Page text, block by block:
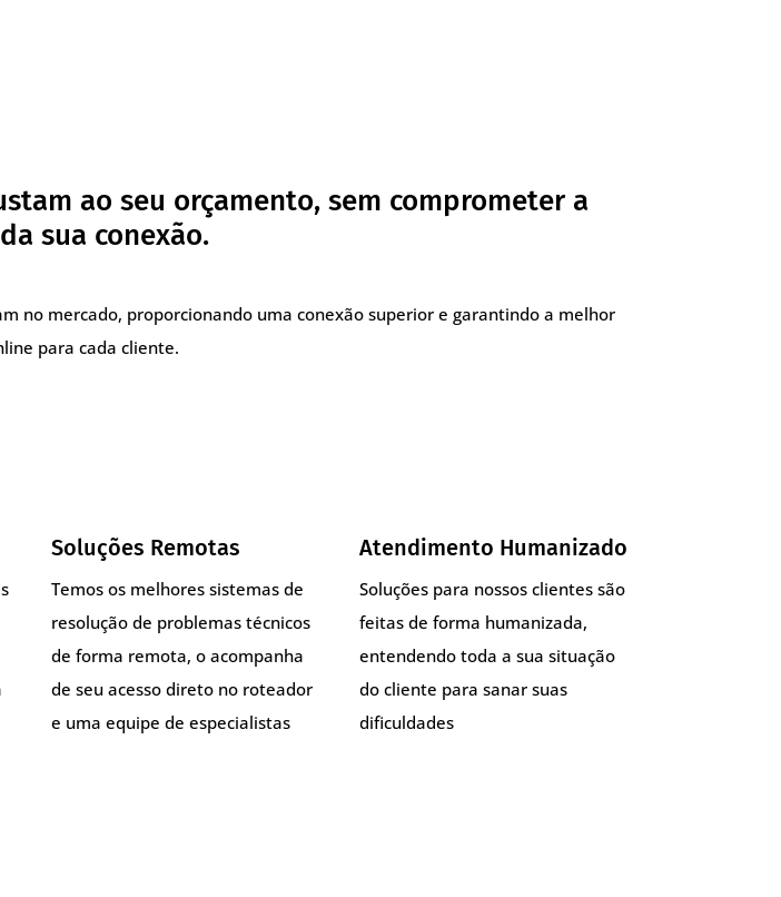
ao seu orçamento, sem comprometer a
sua conexão.
no mercado, proporcionando uma conexão superior e garantindo a melhor
para cada cliente.
Soluções Remotas
Temos os melhores sistemas de
resolução de problemas técnicos
de forma remota, o acompanha
de seu acesso direto no roteador
e uma equipe de especialistas
Atendimento Humanizado
Soluções para nossos clientes são
feitas de forma humanizada,
entendendo toda a sua situação
do cliente para sanar suas
dificuldades